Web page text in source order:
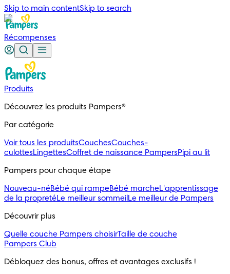
Skip to main contentSkip to search
Récompenses
Produits
Découvrez les produits Pampers®
Par catégorie
Voir tous les produitsCouchesCouches-
culottesLingettesCoffret de naissance PampersPipi au lit
Pampers pour chaque étape
Nouveau-néBébé qui rampeBébé marcheL'apprentissage
de la propretéLe meilleur sommeil Le meilleur de Pampers
Découvrir plus
Quelle couche Pampers choisirTaille de couche
Pampers Club
Débloquez des bonus, offres et avantages exclusifs !